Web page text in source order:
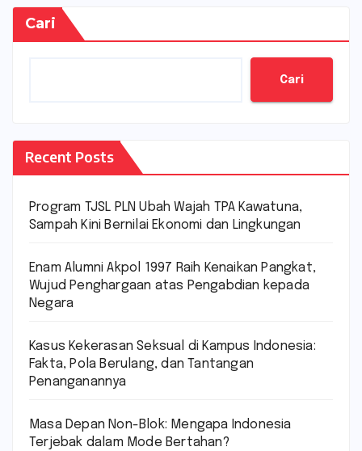
Cari
Cari
Recent Posts
Program TJSL PLN Ubah Wajah TPA Kawatuna,
Sampah Kini Bernilai Ekonomi dan Lingkungan
Enam Alumni Akpol 1997 Raih Kenaikan Pangkat,
Wujud Penghargaan atas Pengabdian kepada
Negara
Kasus Kekerasan Seksual di Kampus Indonesia:
Fakta, Pola Berulang, dan Tantangan
Penanganannya
Masa Depan Non-Blok: Mengapa Indonesia
Terjebak dalam Mode Bertahan?